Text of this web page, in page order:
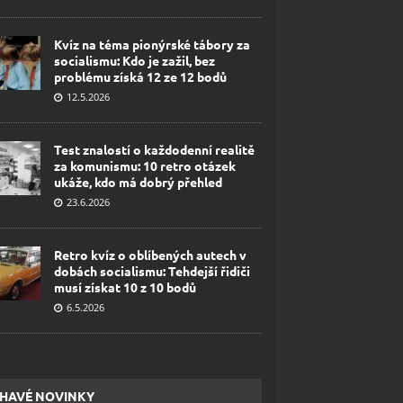
Kvíz na téma pionýrské tábory za
socialismu: Kdo je zažil, bez
problému získá 12 ze 12 bodů
12.5.2026
Test znalostí o každodenní realitě
za komunismu: 10 retro otázek
ukáže, kdo má dobrý přehled
23.6.2026
Retro kvíz o oblíbených autech v
dobách socialismu: Tehdejší řidiči
musí získat 10 z 10 bodů
6.5.2026
NOVINKY